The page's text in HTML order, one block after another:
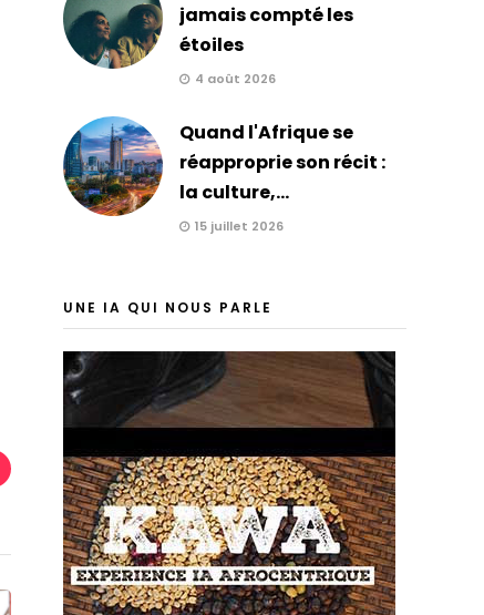
jamais compté les
étoiles
4 août 2026
Quand l'Afrique se
réapproprie son récit :
la culture,...
15 juillet 2026
UNE IA QUI NOUS PARLE